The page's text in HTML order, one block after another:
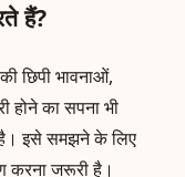
हैं?
छिपी भावनाओं,
होने का सपना भी
इसे समझने के लिए
करना जरूरी है।